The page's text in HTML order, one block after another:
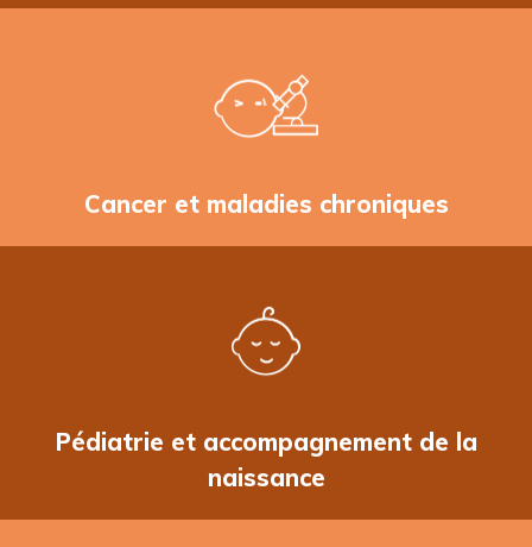
Cancer et maladies chroniques
Pédiatrie et accompagnement de la
naissance